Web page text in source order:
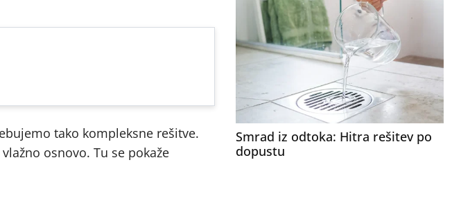
tako kompleksne rešitve.
osnovo. Tu se pokaže
Smrad iz odtoka: Hitra rešitev po
dopustu